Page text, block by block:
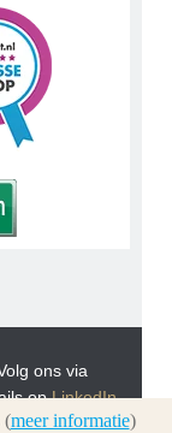
ons via
opLinkedIn.
viaYou Tube.
(meer informatie)